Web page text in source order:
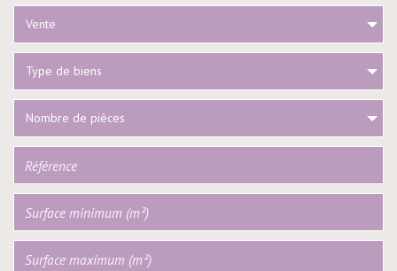
Vente
Type de biens
Nombre de pièces